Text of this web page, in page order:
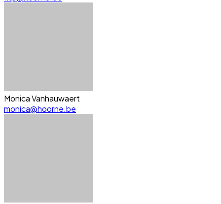
Monica Vanhauwaert
monica@hoorne.be